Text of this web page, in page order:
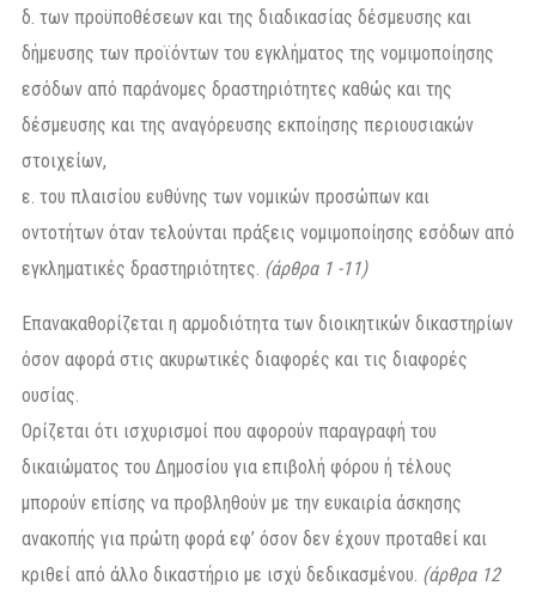
δ. των προϋποθέσεων και της διαδικασίας δέσμευσης και
δήμευσης των προϊόντων του εγκλήματος της νομιμοποίησης
εσόδων από παράνομες δραστηριότητες καθώς και της
δέσμευσης και της αναγόρευσης εκποίησης περιουσιακών
στοιχείων,
ε. του πλαισίου ευθύνης των νομικών προσώπων και
οντοτήτων όταν τελούνται πράξεις νομιμοποίησης εσόδων από
εγκληματικές δραστηριότητες. (άρθρα 1 -11)
Επανακαθορίζεται η αρμοδιότητα των διοικητικών δικαστηρίων
όσον αφορά στις ακυρωτικές διαφορές και τις διαφορές
ουσίας.
Ορίζεται ότι ισχυρισμοί που αφορούν παραγραφή του
δικαιώματος του Δημοσίου για επιβολή φόρου ή τέλους
μπορούν επίσης να προβληθούν με την ευκαιρία άσκησης
ανακοπής για πρώτη φορά εφ’ όσον δεν έχουν προταθεί και
κριθεί από άλλο δικαστήριο με ισχύ δεδικασμένου. (άρθρα 12